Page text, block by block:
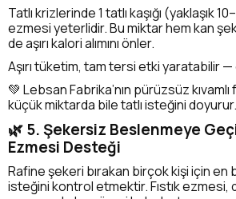
Tatlı krizlerinde 1 tatlı kaşığı (yaklaşık
ezmesi yeterlidir. Bu miktar hem kan
de aşırı kalori alımını önler.
Aşırı tüketim, tam tersi etki yaratabilir
💚 Lebsan Fabrika’nın pürüzsüz kıvamlı
küçük miktarda bile tatlı isteğini doyurur.
🌿 5. Şekersiz Beslenmeye
Ezmesi Desteği
Rafine şekeri bırakan birçok kişi için en
isteğini kontrol etmektir. Fıstık ezmesi,